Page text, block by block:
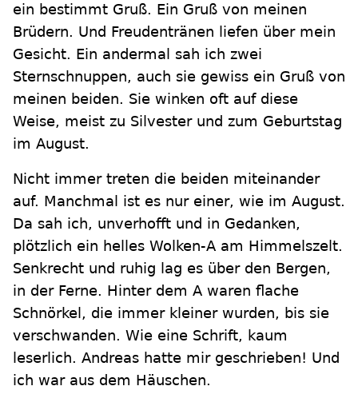
ein bestimmt Gruß. Ein Gruß von meinen
Brüdern. Und Freudentränen liefen über mein
Gesicht. Ein andermal sah ich zwei
Sternschnuppen, auch sie gewiss ein Gruß von
meinen beiden. Sie winken oft auf diese
Weise, meist zu Silvester und zum Geburtstag
im August.
Nicht immer treten die beiden miteinander
auf. Manchmal ist es nur einer, wie im August.
Da sah ich, unverhofft und in Gedanken,
plötzlich ein helles Wolken-A am Himmelszelt.
Senkrecht und ruhig lag es über den Bergen,
in der Ferne. Hinter dem A waren flache
Schnörkel, die immer kleiner wurden, bis sie
verschwanden. Wie eine Schrift, kaum
leserlich. Andreas hatte mir geschrieben! Und
ich war aus dem Häuschen.